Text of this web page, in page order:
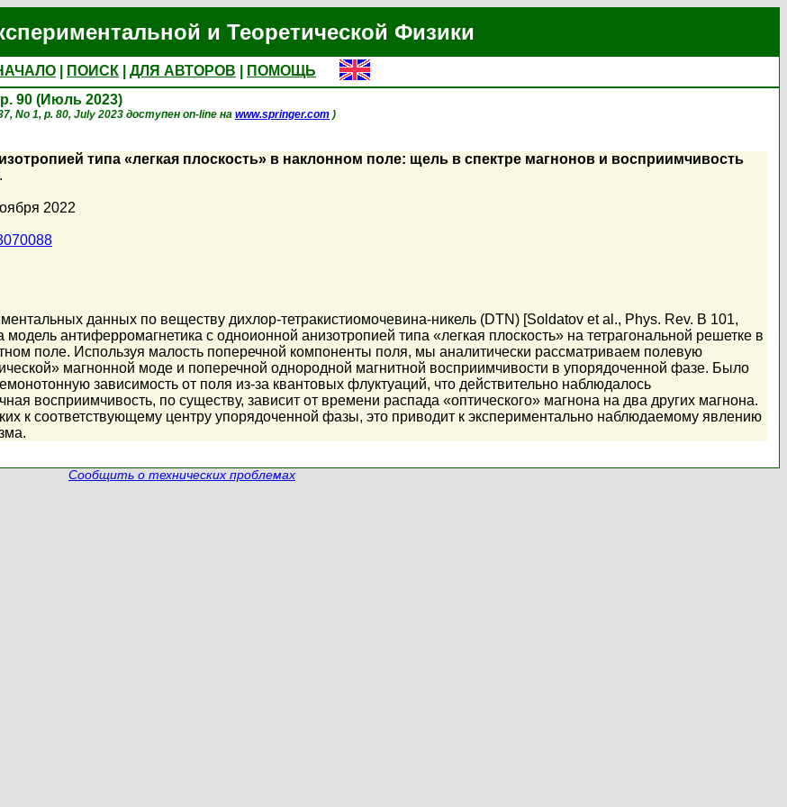
и Теоретической Физики
ПОИСК ДЛЯ АВТОРОВ
ПОМОЩЬ
90 (Июль 2023)
No 1, p. 80, July 2023 доступен on-line на www.springer.com )
типа «легкая плоскость» в наклонном поле: щель в спектре магнонов и восприимчивость
2022
данных по веществу дихлор-тетракистиомочевина-никель (DTN) [Soldatov et al., Phys. Rev. B 101,
антиферромагнетика с одноионной анизотропией типа «легкая плоскость» на тетрагональной решетке в
поле. Используя малость поперечной компоненты поля, мы аналитически рассматриваем полевую
магнонной моде и поперечной однородной магнитной восприимчивости в упорядоченной фазе. Было
зависимость от поля из-за квантовых флуктуаций, что действительно наблюдалось
восприимчивость, по существу, зависит от времени распада «оптического» магнона на два других магнона.
к соответствующему центру упорядоченной фазы, это приводит к экспериментально наблюдаемому явлению
Сообщить о технических проблемах